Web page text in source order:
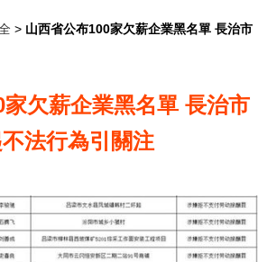
> 山西省公布100家欠薪企業黑名單 長治市
欠薪企業黑名單 長治市
法行為引關注